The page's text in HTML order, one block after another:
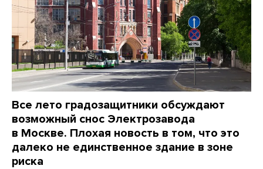
Все лето градозащитники обсуждают
возможный снос Электрозавода
в Москве. Плохая новость в том, что это
далеко не единственное здание в зоне
риска